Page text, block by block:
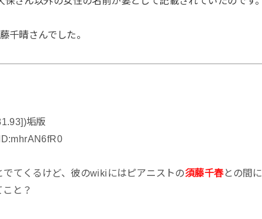
千晴さんでした。
垢版
てくるけど、彼のwikiにはピアニストの須藤千春との間に
と？